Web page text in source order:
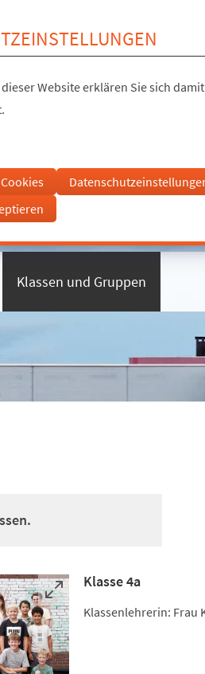
Website erklären Sie sich
Klassen und Gruppen
Klasse 4a
Klassenlehrerin: Frau